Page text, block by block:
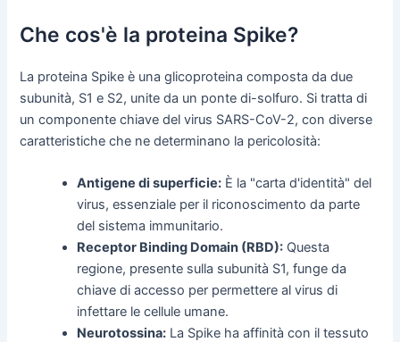
Che cos'è la proteina Spike?
La proteina Spike è una glicoproteina composta da due
subunità, S1 e S2, unite da un ponte di-solfuro. Si tratta di
un componente chiave del virus SARS-CoV-2, con diverse
caratteristiche che ne determinano la pericolosità:
Antigene di superficie: È la "carta d'identità" del
virus, essenziale per il riconoscimento da parte
del sistema immunitario.
Receptor Binding Domain (RBD): Questa
regione, presente sulla subunità S1, funge da
chiave di accesso per permettere al virus di
infettare le cellule umane.
Neurotossina: La Spike ha affinità con il tessuto